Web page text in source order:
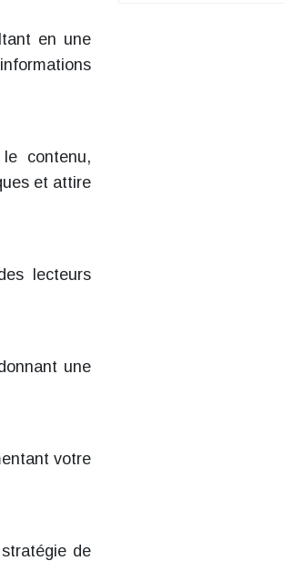
en une
contenu,
et attire
lecteurs
une
votre
de